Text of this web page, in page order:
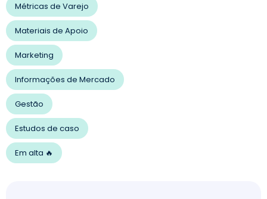
Métricas de Varejo
Materiais de Apoio
Marketing
Informações de Mercado
Gestão
Estudos de caso
Em alta 🔥